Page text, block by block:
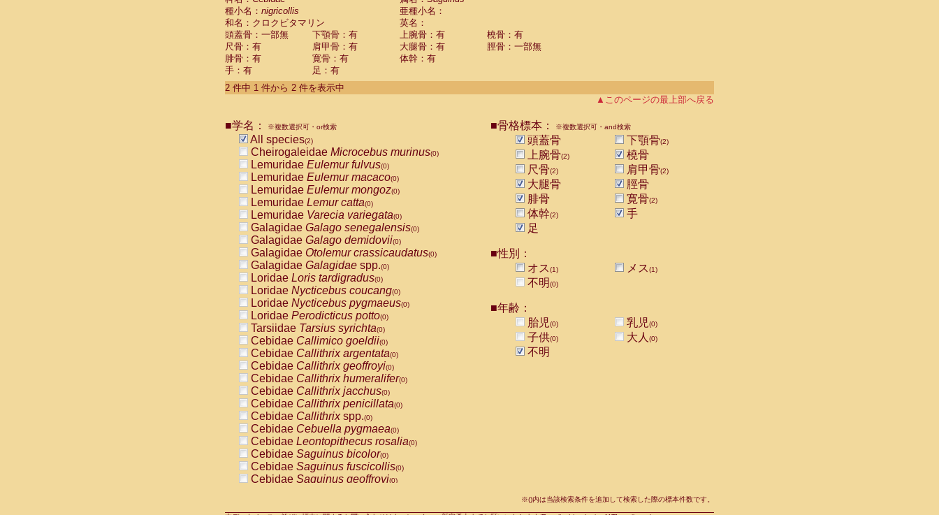
CebidaeCebus capucinus
CebidaeCebus nigrivittatus
Cebidae Cebusspp.(0)
Cebidae Saimiri boliviensis
Cebidae Saimiri sciureus
Atelidae Alouatta caraya
AtelidaeAlouatta fusca
AtelidaeAlouatta seniculus
AtelidaeAteles belzebuth
AtelidaeAteles geoffroyi
AtelidaeAteles paniscus(0)
AtelidaeAtelesspp. (0)
AtelidaeLagothrix lagothricha
AtelidaeLagothrix lagothricha cana
PitheciidaeCacajao calvus rubicundus
PitheciidaeCallicebus cupreus
PitheciidaeCallicebus donacophilus
PitheciidaeCallicebus moloch
PitheciidaeCallicebus torquatus(0)
PitheciidaeCallicebusspp.
PitheciidaeChiropotes satanas
PitheciidaePithecia monachus
PitheciidaePithecia pithecia (0)
CercopithecidaeCercocebus agilis
CercopithecidaeCercocebus galeritus chrysogaster
CercopithecidaeCercocebus torquatus atys
CercopithecidaeCercocebus torquatus lunulatus
CercopithecidaeCercocebus torquatus torquatus
CercopithecidaeCercocebushybrid
CercopithecidaeCercocebusspp.
CercopithecidaeLophocebus albigena
CercopithecidaePapio anubis
CercopithecidaePapio cynocephalus
CercopithecidaePapio hamadryas
CercopithecidaePapio papio
CercopithecidaePapiospp.(0)
CercopithecidaeMandrillus leucophaeus
CercopithecidaeMandrillus sphinx
CercopithecidaeMacaca arctoides(0)
種小名： nigricollis
亜種小名：
和名：クロクビタマリン
英名：
頭蓋骨：一部無
下顎骨：有 上腕骨：有
橈骨：有
尺骨：有
肩甲骨：有 大腿骨：有
脛骨：一部無
腓骨：有
寛骨：有
体幹：有
手：有
足：有
2 件中 1 件から 2 件を表示中
▲このページの最上部へ戻る
■学名： ※複数選択可・or検索
All species(2)
Cheirogaleidae Microcebus murinus(0)
Lemuridae Eulemur fulvus(0)
Lemuridae Eulemur macaco(0)
Lemuridae Eulemur mongoz(0)
Lemuridae Lemur catta(0)
Lemuridae Varecia variegata(0)
Galagidae Galago senegalensis(0)
Galagidae Galago demidovii(0)
Galagidae Otolemur crassicaudatus(0)
Galagidae Galagidae spp.(0)
Loridae Loris tardigradus(0)
Loridae Nycticebus coucang(0)
Loridae Nycticebus pygmaeus(0)
Loridae Perodicticus potto(0)
Tarsiidae Tarsius syrichta(0)
Cebidae Callimico goeldii(0)
Cebidae Callithrix argentata(0)
Cebidae Callithrix geoffroyi(0)
Cebidae Callithrix humeralifer(0)
Cebidae Callithrix jacchus(0)
Cebidae Callithrix penicillata(0)
Cebidae Callithrixspp.(0)
Cebidae Cebuella pygmaea(0)
Cebidae Leontopithecus rosalia(0)
Cebidae Saguinus bicolor(0)
Cebidae Saguinus fuscicollis(0)
Cebidae Saguinus geoffroyi(0)
■骨格標本： ※複数選択可・and検索
頭蓋骨 下顎骨(2)
上腕骨(2)
橈骨
尺骨(2) 肩甲骨(2)
大腿骨
脛骨
腓骨
寛骨(2)
体幹(2)
手
足
■性別：
オス(1) メス(1)
不明(0)
■年齢：
胎児(0) 乳児(0)
子供(0) 大人 (0)
不明
※()内は当該検索条件を追加して検索した際の標本件数です。